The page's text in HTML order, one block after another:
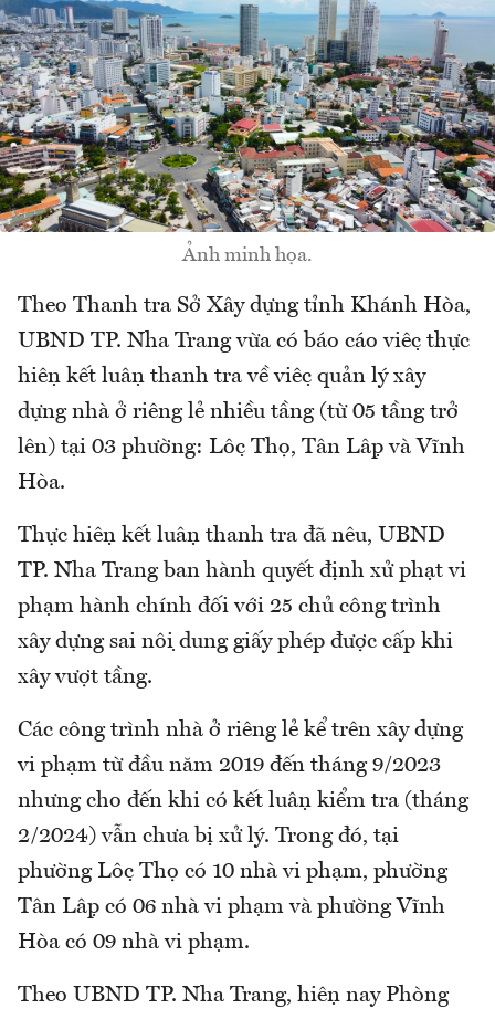
Ảnh minh họa.
Theo Thanh tra Sở Xây dựng tỉnh Khánh Hòa,
UBND TP. Nha Trang vừa có báo cáo việc thực
hiện kết luận thanh tra về việc quản lý xây
dựng nhà ở riêng lẻ nhiều tầng (từ 05 tầng trở
lên) tại 03 phường: Lộc Thọ, Tân Lập và Vĩnh
Hòa.
Thực hiện kết luận thanh tra đã nêu, UBND
TP. Nha Trang ban hành quyết định xử phạt vi
phạm hành chính đối với 25 chủ công trình
xây dựng sai nội dung giấy phép được cấp khi
xây vượt tầng.
Các công trình nhà ở riêng lẻ kể trên xây dựng
vi phạm từ đầu năm 2019 đến tháng 9/2023
nhưng cho đến khi có kết luận kiểm tra (tháng
2/2024) vẫn chưa bị xử lý. Trong đó, tại
phường Lộc Thọ có 10 nhà vi phạm, phường
Tân Lập có 06 nhà vi phạm và phường Vĩnh
Hòa có 09 nhà vi phạm.
Theo UBND TP. Nha Trang, hiện nay Phòng